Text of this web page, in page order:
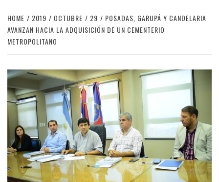
HOME 2019 OCTUBRE 29
POSADAS, GARUPÁ Y CANDELARIA
AVANZAN HACIA LA ADQUISICIÓN DE UN CEMENTERIO
METROPOLITANO